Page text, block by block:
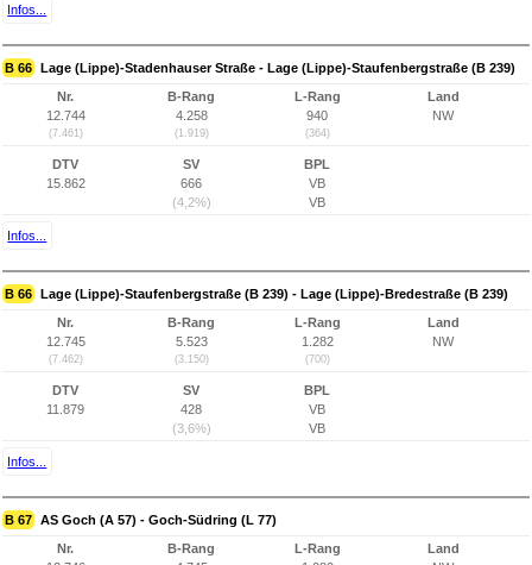
Infos...
B 66 Lage (Lippe)-Stadenhauser Straße - Lage (Lippe)-Staufenbergstraße (B 239)
Nr.
12.744
(7.461)
B-Rang
4.258
(1.919)
L-Rang
940
(364)
Land
NW
DTV
15.862
SV
666
(4,2%)
BPL
VB
VB
Infos...
B 66 Lage (Lippe)-Staufenbergstraße (B 239) - Lage (Lippe)-Bredestraße (B 239)
Nr.
12.745
(7.462)
B-Rang
5.523
(3.150)
L-Rang
1.282
(700)
Land
NW
DTV
11.879
SV
428
(3,6%)
BPL
VB
VB
Infos...
B 67 AS Goch (A 57) - Goch-Südring (L 77)
Nr.
B-Rang
L-Rang
Land